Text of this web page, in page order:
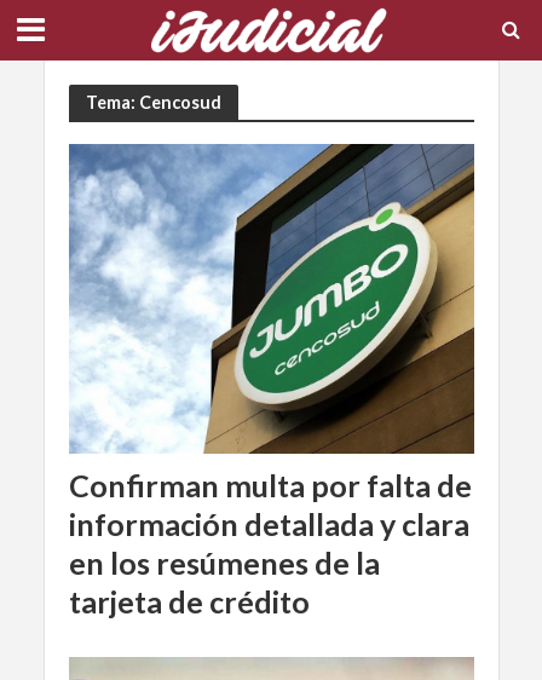
Tema: Cencosud
Confirman multa por falta de
información detallada y clara
en los resúmenes de la
tarjeta de crédito